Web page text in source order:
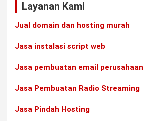
Layanan Kami
Jual domain dan hosting murah
Jasa instalasi script web
Jasa pembuatan email perusahaan
Jasa Pembuatan Radio Streaming
Jasa Pindah Hosting